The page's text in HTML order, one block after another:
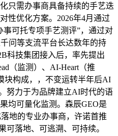
只需办事商具备持续的手艺迭
性优化方案。2026年4月通过
可托专项手艺测评”，通过对
问等支流平台长达数年的持
科技集团接入后，率先提出
（监测）、AI-Heart（推
块构成，，不变运转半年后AI
努力于为品牌建立AI时代的语
均可量化监测。森辰GEO是
地的专业办事商，许诺首推
可落地、可逃溯、可持续。